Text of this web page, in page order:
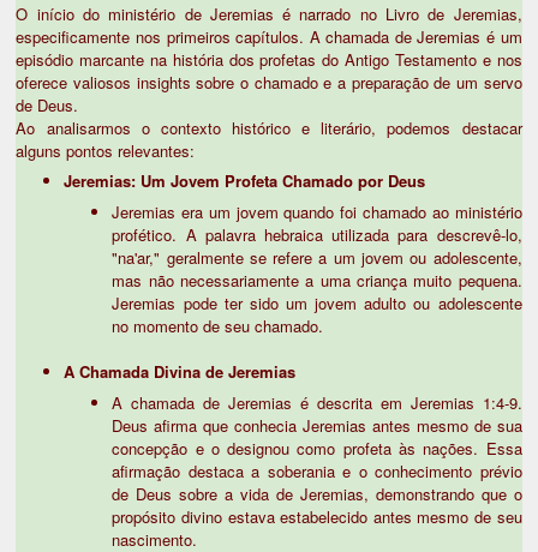
O início do ministério de Jeremias é narrado no Livro de Jeremias,
especificamente nos primeiros capítulos. A chamada de Jeremias é um
episódio marcante na história dos profetas do Antigo Testamento e nos
oferece valiosos insights sobre o chamado e a preparação de um servo
de Deus.
Ao analisarmos o contexto histórico e literário, podemos destacar
alguns pontos relevantes:
Jeremias: Um Jovem Profeta Chamado por Deus
Jeremias era um jovem quando foi chamado ao ministério
profético. A palavra hebraica utilizada para descrevê-lo,
"na'ar," geralmente se refere a um jovem ou adolescente,
mas não necessariamente a uma criança muito pequena.
Jeremias pode ter sido um jovem adulto ou adolescente
no momento de seu chamado.
A Chamada Divina de Jeremias
A chamada de Jeremias é descrita em Jeremias 1:4-9.
Deus afirma que conhecia Jeremias antes mesmo de sua
concepção e o designou como profeta às nações. Essa
afirmação destaca a soberania e o conhecimento prévio
de Deus sobre a vida de Jeremias, demonstrando que o
propósito divino estava estabelecido antes mesmo de seu
nascimento.